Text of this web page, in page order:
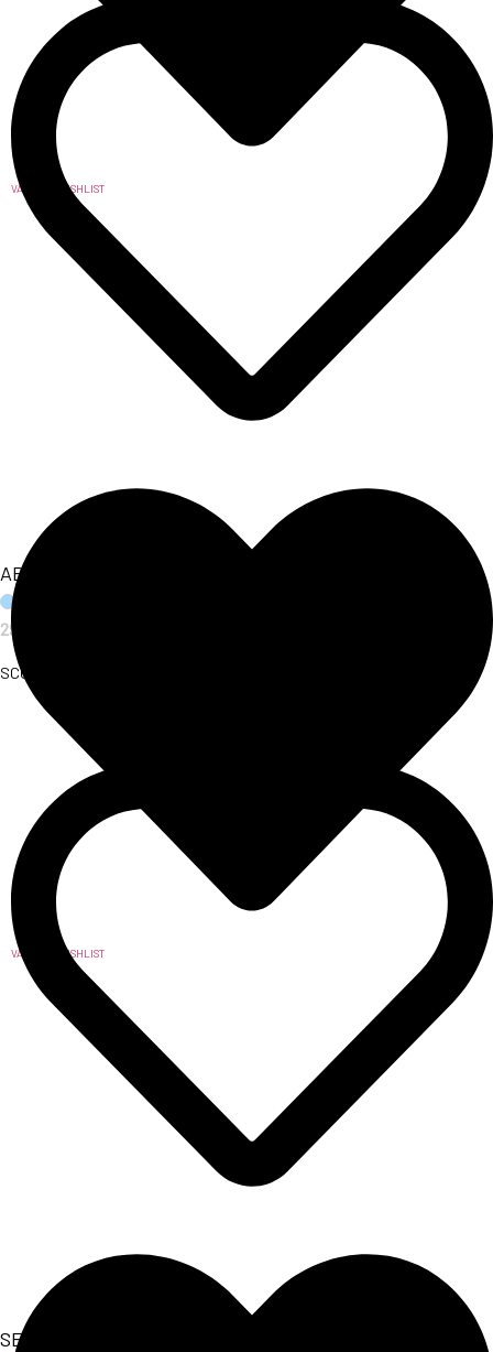
VAI ALLA WISHLIST
VAI ALLA WISHLIST
ABITO AURORA
29,00
SCOPRI L'ARTICOLO
SET COORDINATO FLORAL